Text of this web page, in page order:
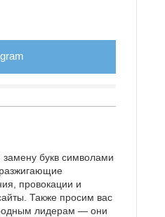
букв символами
провокации и
Также просим вас
лидерам — они